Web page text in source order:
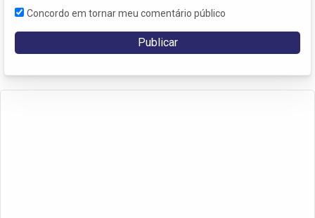
Concordo em tornar meu comentário público